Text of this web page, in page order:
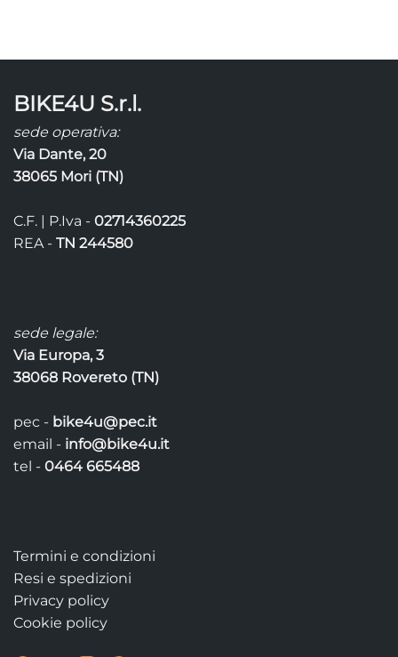
BIKE4U S.r.l.
sede operativa:
Via Dante, 20
38065 Mori (TN)
C.F. | P.Iva - 02714360225
REA - TN 244580
sede legale:
Via Europa, 3
38068 Rovereto (TN)
pec - bike4u@pec.it
email - info@bike4u.it
tel - 0464 665488
Termini e condizioni
Resi e spedizioni
Privacy policy
Cookie policy